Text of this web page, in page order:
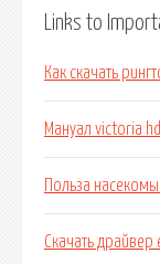
Links to
Как скачать
Мануал victoria
Польза
Скачать